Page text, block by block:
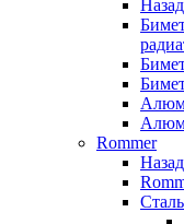
Назад
Rommer
Назад